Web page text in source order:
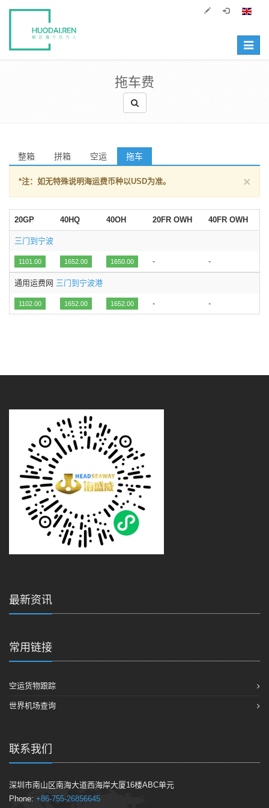
Toggle
拖车费
整箱 拼箱 空运 拖车
×
*注：如无特殊说明海运费币种以USD为准。
20GP 40HQ 40OH 20FR OWH 40FR OWH
三门到宁波
1101.00 1652.00 1650.00 - -
通用运费网 三门到宁波港
1102.00 1652.00 1652.00 - -
最新资讯
常用链接
空运货物跟踪
世界机场查询
联系我们
深圳市南山区南海大道西海岸大厦16楼ABC单元
Phone: +86-755-26856645